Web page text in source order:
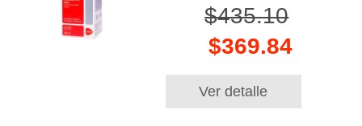
$435.10
$369.84
Ver detalle